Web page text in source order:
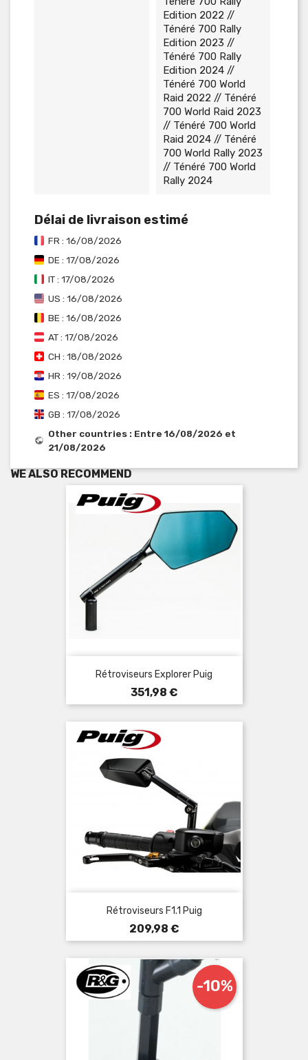
Edition 2022 //
Ténéré 700 Rally
Edition 2023 //
Ténéré 700 Rally
Edition 2024 //
Ténéré 700 World
Raid 2022 // Ténéré
700 World Raid 2023
// Ténéré 700 World
Raid 2024 // Ténéré
700 World Rally 2023
// Ténéré 700 World
Rally 2024
Délai de livraison estimé
FR : 16/08/2026
DE : 17/08/2026
IT : 17/08/2026
US : 16/08/2026
BE : 16/08/2026
AT : 17/08/2026
CH : 18/08/2026
HR : 19/08/2026
ES : 17/08/2026
GB : 17/08/2026
Other countries : Entre 16/08/2026 et
21/08/2026
WE ALSO RECOMMEND
Rétroviseurs Explorer Puig
Prix
351,98 €
Rétroviseurs F1.1 Puig
Prix
209,98 €
-10%